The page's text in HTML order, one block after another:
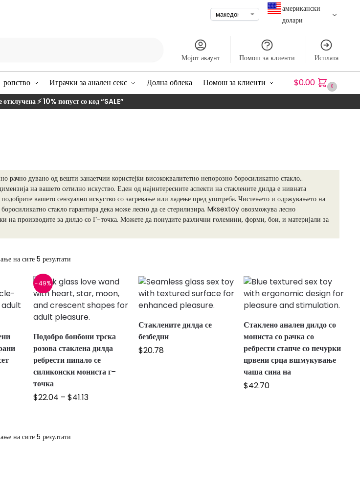
американски
долари
Мојот акаунт Помош за клиенти Исплата
ропство Играчки за анален секс Долна облека Помош за клиенти $0.00 0
⚡ 10% попуст со код“SALE”
дувано од вешти занаетчии користејќи висококвалитетно непорозно боросиликатно стакло..
на вашето сетилно искуство. Еден од најинтересните аспекти на стаклените дилда е нивната
вашето сензуално искуство со загревање или ладење пред употреба. Чистењето и одржувањето на
стакло гарантира дека може лесно да се стерилизира. Mksextoy овозможува лесно
на производите за дилдо со Г-точка. Можете да понудите различни големини, форми, бои, и материјали за
на сите 5 резултати
-49%
Подобро бонбони трска
розова стаклена дилда
ребрести пипало се
силиконски мониста г-
точка
$22.04 – $41.13
Стаклените дилда се
безбедни
$20.78
Стаклено анален дилдо со
мониста со рачка со
ребрести стапче со печурки
црвени срца вшмукување
чаша сина на
$42.70
на сите 5 резултати